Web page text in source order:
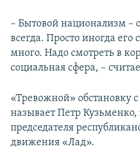
– Бытовой национализм –
всегда. Просто иногда
много. Надо смотреть в
социальная сфера, –
«Тревожной» обстановку
называет Петр Кузьменко,
председателя
движения «Лад».